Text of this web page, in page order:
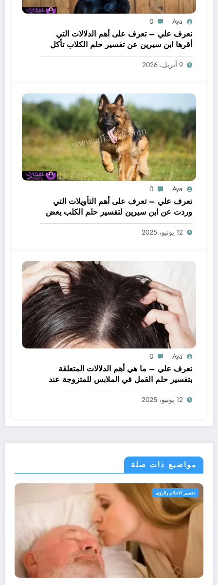
Aya
0
تعرف علي – تعرف على أهم الدلالات التي
أقرها ابن سيرين عن تفسير حلم الكلاب تأكل
لحم – بالتفصيل
9 أبريل، 2026
Aya
0
تعرف علي – تعرف على أهم التأويلات التي
وردت عن ابن سيرين لتفسير حلم الكلب يعض
يدي – بالتفصيل
12 يونيو، 2025
Aya
0
تعرف علي – ما هي أهم الدلالات المتعلقة
بتفسير حلم القمل في الملابس للمتزوجة عند
ابن سيرين؟ – بالتفصيل
12 يونيو، 2025
مواضيع ذات صلة